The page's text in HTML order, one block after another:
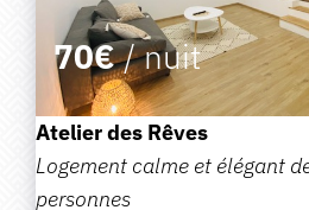
70€/ nuit
Atelier des Rêves
Logement calme et élégant
personnes